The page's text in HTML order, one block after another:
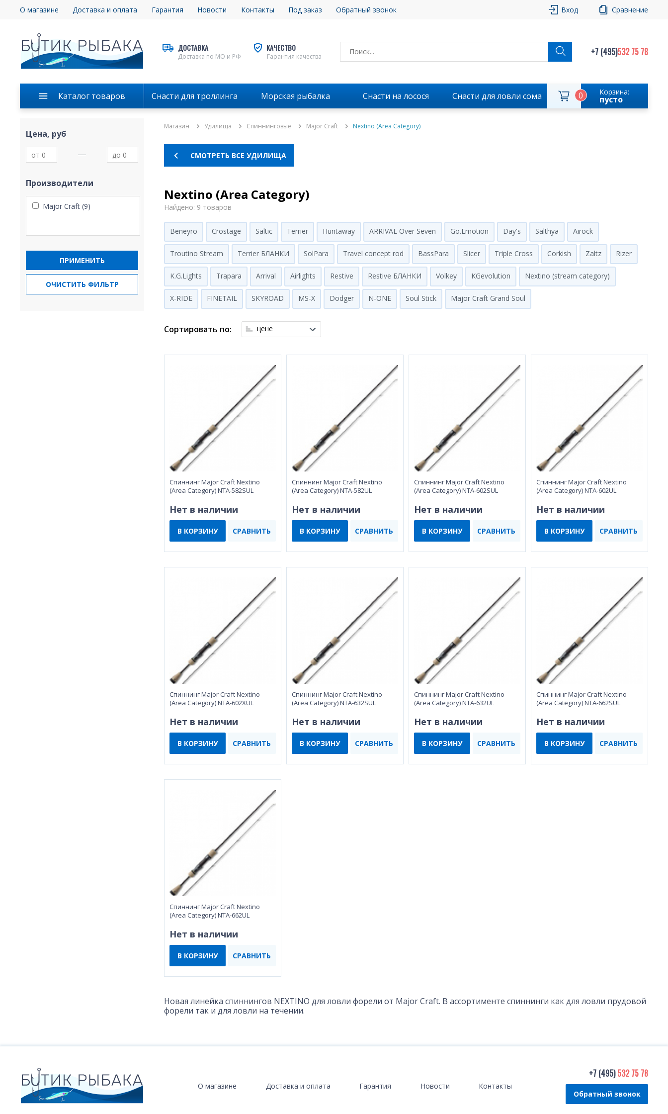
О магазине Доставка и оплата Гарантия Новости Контакты Под заказ Обратный звонок Вход Сравнение
ДОСТАВКА
Доставка по МО и РФ
КАЧЕСТВО
Гарантия качества +7 (495)532 75 78
Каталог товаров Снасти для троллинга Морская рыбалка Снасти на лосося Снасти для ловли сома Корзина:
пусто
0
Цена, руб
Производители
Major Craft (9)
ПРИМЕНИТЬ
ОЧИСТИТЬ ФИЛЬТР
Магазин Удилища Спиннинговые Major Craft Nextino (Area Category)
СМОТРЕТЬ ВСЕ УДИЛИЩА
Nextino (Area Category)
Найдено: 9 товаров
Beneyro Crostage Saltic Terrier Huntaway ARRIVAL Over Seven Go.Emotion Day's Salthya Airock
Troutino Stream Terrier БЛАНКИ SolPara Travel concept rod BassPara Slicer Triple Cross Corkish Zaltz Rizer
K.G.Lights Trapara Arrival Airlights Restive Restive БЛАНКИ Volkey KGevolution Nextino (stream category)
X-RIDE FINETAIL SKYROAD MS-X Dodger N-ONE Soul Stick Major Craft Grand Soul
Сортировать по: цене
Спиннинг Major Craft Nextino
(Area Category) NTA-582SUL
Нет в наличии
В КОРЗИНУ СРАВНИТЬ
Спиннинг Major Craft Nextino
(Area Category) NTA-582UL
Нет в наличии
В КОРЗИНУ СРАВНИТЬ
Спиннинг Major Craft Nextino
(Area Category) NTA-602SUL
Нет в наличии
В КОРЗИНУ СРАВНИТЬ
Спиннинг Major Craft Nextino
(Area Category) NTA-602UL
Нет в наличии
В КОРЗИНУ СРАВНИТЬ
Спиннинг Major Craft Nextino
(Area Category) NTA-602XUL
Нет в наличии
В КОРЗИНУ СРАВНИТЬ
Спиннинг Major Craft Nextino
(Area Category) NTA-632SUL
Нет в наличии
В КОРЗИНУ СРАВНИТЬ
Спиннинг Major Craft Nextino
(Area Category) NTA-632UL
Нет в наличии
В КОРЗИНУ СРАВНИТЬ
Спиннинг Major Craft Nextino
(Area Category) NTA-662SUL
Нет в наличии
В КОРЗИНУ СРАВНИТЬ
Спиннинг Major Craft Nextino
(Area Category) NTA-662UL
Нет в наличии
В КОРЗИНУ СРАВНИТЬ
Новая линейка спиннингов NEXTINO для ловли форели от Major Craft. В ассортименте спиннинги как для ловли прудовой
форели так и для ловли на течении.
О магазине Доставка и оплата Гарантия Новости Контакты
+7 (495)532 75 78
Обратный звонок